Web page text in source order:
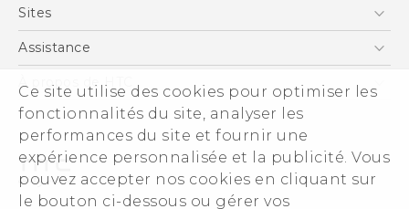
Ce site utilise des cookies pour optimiser les
fonctionnalités du site, analyser les
performances du site et fournir une
expérience personnalisée et la publicité. Vous
pouvez accepter nos cookies en cliquant sur
le bouton ci-dessous ou gérer vos
réglementation
English - Safety and regulatory guide
Smartphones
Vive
Accessoires
Sites
HTC Vive
HTC Pro
Assistance
eCommerce Support
À propos de HTC
ESG
Informations sur la société
Sécurité du produit
Politique de confidentialité